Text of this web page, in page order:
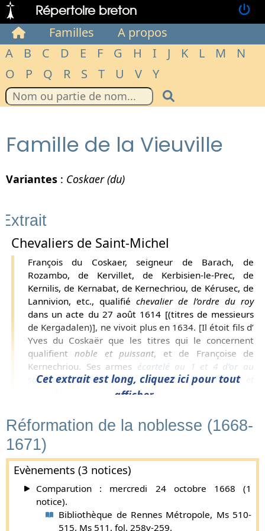
Répertoire breton
Familles
A propos
A
B C D E F G H I J K L M
N
O
P Q R S T U V Y
Famille de la Vieuville
Variantes : Coskaer (du)
Extrait
Chevaliers de Saint-Michel
François du Coskaer, seigneur de Barach, de
Rozambo, de Kervillet, de Kerbisien-le-Prec, de
Kernilis, de Kernabat, de Kernechriou, de Kérusec, de
Lannivion, etc., qualifié chevalier de l’ordre du roy
dans un acte du 27 août 1614 [(titres de messieurs
de Kergadalen)], ne vivoit plus en 1634. [Il étoit fils d’
Yves du Coskaër que les titres qui le concernent
qualifientnoble et puissant, et de Françoise de
Kernechriou. Ses armes écartelé au 1 et 4 d’or au
sanglier effrayé de sable ; au 2 et 3 écartelé d’or et
Kerhoent, fille d’Olivier, chevalier de l'ordre du roi, et de
Marie de Plœuc.
François du Coskaer, seigneur de Barach, de
Rozambo, de Kernechriou, de Kernabat, de Kerilis, de
Kérosec ou de Keruzec, etc., qualifiéchevalier de
l’ordre du roy
de cette maison)], avoit été admis dans l’ordre de
Cet extrait est long, cliquez ici pour tout
afficher...
Réformation de la noblesse (1668-
1671)
Evènements (3 notices)
Comparution : mercredi 24 octobre 1668 (1
notice).
Bibliothèque de Rennes Métropole, Ms 510-
515, Ms 511, fol. 258v-259.